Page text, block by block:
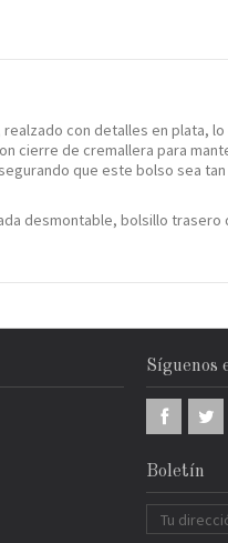
con detalles en plata,
cierre de cremallera para
que este bolso sea
desmontable, bolsillo
Síguenos
Boletín